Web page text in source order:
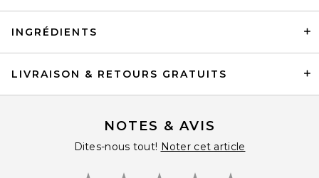
Skin: Rose 001 The Hydrating
PAT McGRATH LABS
INGRÉDIENTS
LIVRAISON & RETOURS GRATUITS
NOTES & AVIS
Dites-nous tout! Noter cet article